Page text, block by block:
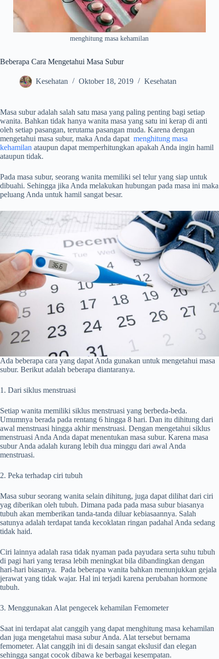
menghitung masa kehamilan
Beberapa Cara Mengetahui Masa Subur
Kesehatan Oktober 18, 2019 Kesehatan
Masa subur adalah salah satu masa yang paling penting bagi setiap
wanita. Bahkan tidak hanya wanita masa yang satu ini kerap di anti
oleh setiap pasangan, terutama pasangan muda. Karena dengan
mengetahui masa subur, maka Anda dapat menghitung masa
kehamilan ataupun dapat memperhitungkan apakah Anda ingin hamil
ataupun tidak.
Pada masa subur, seorang wanita memiliki sel telur yang siap untuk
dibuahi. Sehingga jika Anda melakukan hubungan pada masa ini maka
peluang Anda untuk hamil sangat besar.
Ada beberapa cara yang dapat Anda gunakan untuk mengetahui masa
subur. Berikut adalah beberapa diantaranya.
1. Dari siklus menstruasi
Setiap wanita memiliki siklus menstruasi yang berbeda-beda.
Umumnya berada pada rentang 6 hingga 8 hari. Dan itu dihitung dari
awal menstruasi hingga akhir menstruasi. Dengan mengetahui siklus
menstruasi Anda Anda dapat menentukan masa subur. Karena masa
subur Anda adalah kurang lebih dua minggu dari awal Anda
menstruasi.
2. Peka terhadap ciri tubuh
Masa subur seorang wanita selain dihitung, juga dapat dilihat dari ciri
yag diberikan oleh tubuh. Dimana pada pada masa subur biasanya
tubuh akan memberikan tanda-tanda diluar kebiasaannya. Salah
satunya adalah terdapat tanda kecoklatan ringan padahal Anda sedang
tidak haid.
Ciri lainnya adalah rasa tidak nyaman pada payudara serta suhu tubuh
di pagi hari yang terasa lebih meningkat bila dibandingkan dengan
hari-hari biasanya. Pada beberapa wanita bahkan menunjukkan gejala
jerawat yang tidak wajar. Hal ini terjadi karena perubahan hormone
tubuh.
3. Menggunakan Alat pengecek kehamilan Femometer
Saat ini terdapat alat canggih yang dapat menghitung masa kehamilan
dan juga mengetahui masa subur Anda. Alat tersebut bernama
femometer. Alat canggih ini di desain sangat ekslusif dan elegan
sehingga sangat cocok dibawa ke berbagai kesempatan.